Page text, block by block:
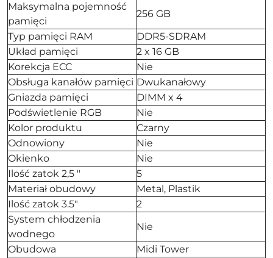
Maksymalna pojemność
pamięci
256 GB
Typ pamięci RAM
DDR5-SDRAM
Układ pamięci
2 x 16 GB
Korekcja ECC
Nie
Obsługa kanałów pamięci Dwukanałowy
Gniazda pamięci
DIMM x 4
Podświetlenie RGB
Nie
Kolor produktu
Czarny
Odnowiony
Nie
Okienko
Nie
Ilość zatok 2,5 "
5
Materiał obudowy
Metal, Plastik
Ilość zatok 3.5"
2
System chłodzenia
wodnego
Nie
Obudowa
Midi Tower